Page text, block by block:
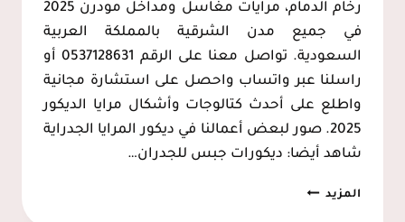
رخام الدمام، مرايات مغاسل ومداخل مودرن 2025
في جميع مدن الشرقية بالمملكة العربية
السعودية. تواصل معنا على الرقم 0537128631 أو
راسلنا عبر واتساب واحصل على استشارة مجانية
واطلع على أحدث كتالوجات وأشكال مرايا الديكور
2025. صور لبعض أعمالنا في ديكور المرايا الجدراية
شاهد أيضا: ديكورات جبس للجدران…
المزيدمرايا